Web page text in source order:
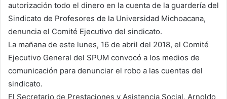
autorización todo el dinero en la cuenta de la guardería del
Sindicato de Profesores de la Universidad Michoacana,
denuncia el Comité Ejecutivo del sindicato.
La mañana de este lunes, 16 de abril del 2018, el Comité
Ejecutivo General del SPUM convocó a los medios de
comunicación para denunciar el robo a las cuentas del
sindicato.
El Secretario de Prestaciones y Asistencia Social, Arnoldo